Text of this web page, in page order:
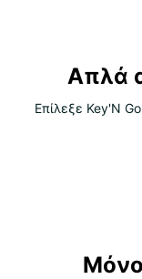
Απλά
Επίλεξε Key'N